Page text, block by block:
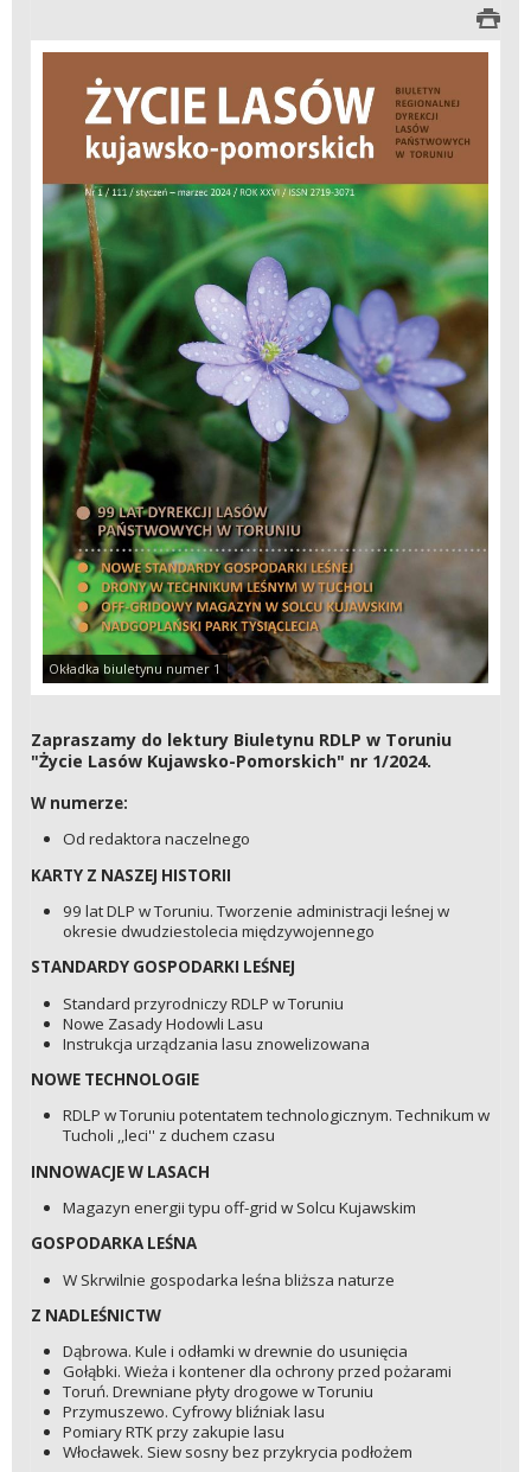
Okładka biuletynu numer 1
Zapraszamy do lektury Biuletynu RDLP w Toruniu
"Życie Lasów Kujawsko-Pomorskich" nr 1/2024.
W numerze:
Od redaktora naczelnego
KARTY Z NASZEJ HISTORII
99 lat DLP w Toruniu. Tworzenie administracji leśnej w
okresie dwudziestolecia międzywojennego
STANDARDY GOSPODARKI LEŚNEJ
Standard przyrodniczy RDLP w Toruniu
Nowe Zasady Hodowli Lasu
Instrukcja urządzania lasu znowelizowana
NOWE TECHNOLOGIE
RDLP w Toruniu potentatem technologicznym. Technikum w
Tucholi ,,leci'' z duchem czasu
INNOWACJE W LASACH
Magazyn energii typu off-grid w Solcu Kujawskim
GOSPODARKA LEŚNA
W Skrwilnie gospodarka leśna bliższa naturze
Z NADLEŚNICTW
Dąbrowa. Kule i odłamki w drewnie do usunięcia
Gołąbki. Wieża i kontener dla ochrony przed pożarami
Toruń. Drewniane płyty drogowe w Toruniu
Przymuszewo. Cyfrowy bliźniak lasu
Pomiary RTK przy zakupie lasu
Włocławek. Siew sosny bez przykrycia podłożem